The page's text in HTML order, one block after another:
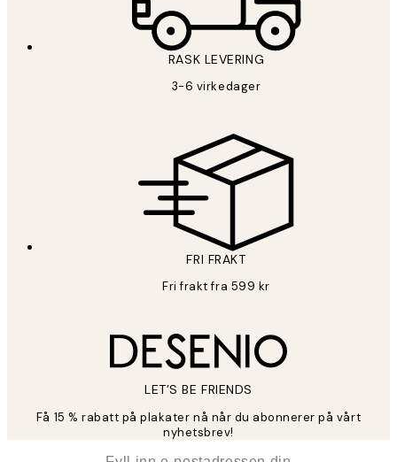
RASK LEVERING
3-6 virkedager
FRI FRAKT
Fri frakt fra 599 kr
LET’S BE FRIENDS
Få 15 % rabatt på plakater nå når du abonnerer på vårt
nyhetsbrev!